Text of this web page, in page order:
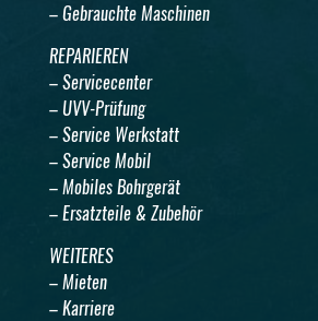
– Gebrauchte Maschinen
REPARIEREN
– Servicecenter
– UVV-Prüfung
– Service Werkstatt
– Service Mobil
– Mobiles Bohrgerät
– Ersatzteile & Zubehör
WEITERES
– Mieten
– Karriere